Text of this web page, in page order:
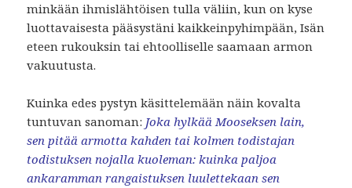
minkään ihmislähtöisen tulla väliin, kun on kyse
luottavaisesta pääsystäni kaikkeinpyhimpään, Isän
eteen rukouksin tai ehtoolliselle saamaan armon
vakuutusta.
Kuinka edes pystyn käsittelemään näin kovalta
tuntuvan sanoman: Joka hylkää Mooseksen lain,
sen pitää armotta kahden tai kolmen todistajan
todistuksen nojalla kuoleman: kuinka paljoa
ankaramman rangaistuksen luulettekaan sen